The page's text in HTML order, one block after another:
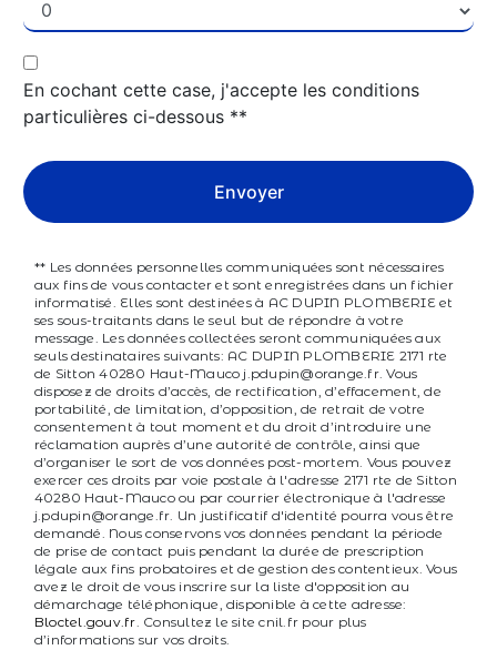
En cochant cette case, j'accepte les conditions
particulières ci-dessous **
Envoyer
** Les données personnelles communiquées sont nécessaires
aux fins de vous contacter et sont enregistrées dans un fichier
informatisé. Elles sont destinées à AC DUPIN PLOMBERIE et
ses sous-traitants dans le seul but de répondre à votre
message. Les données collectées seront communiquées aux
seuls destinataires suivants: AC DUPIN PLOMBERIE 2171 rte
de Sitton 40280 Haut-Mauco j.pdupin@orange.fr. Vous
disposez de droits d’accès, de rectification, d’effacement, de
portabilité, de limitation, d’opposition, de retrait de votre
consentement à tout moment et du droit d’introduire une
réclamation auprès d’une autorité de contrôle, ainsi que
d’organiser le sort de vos données post-mortem. Vous pouvez
exercer ces droits par voie postale à l'adresse 2171 rte de Sitton
40280 Haut-Mauco ou par courrier électronique à l'adresse
j.pdupin@orange.fr. Un justificatif d'identité pourra vous être
demandé. Nous conservons vos données pendant la période
de prise de contact puis pendant la durée de prescription
légale aux fins probatoires et de gestion des contentieux. Vous
avez le droit de vous inscrire sur la liste d'opposition au
démarchage téléphonique, disponible à cette adresse:
Bloctel.gouv.fr. Consultez le site cnil.fr pour plus
d’informations sur vos droits.